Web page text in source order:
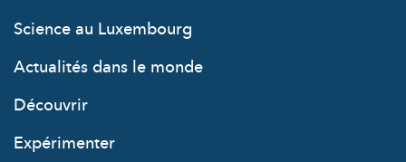
Science au Luxembourg
Actualités dans le monde
Découvrir
Expérimenter